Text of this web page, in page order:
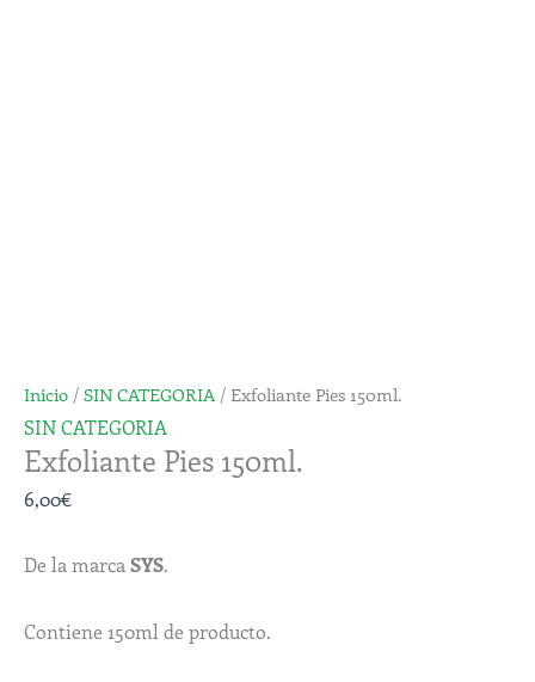
Inicio / SIN CATEGORIA/ Exfoliante Pies 150ml.
SIN CATEGORIA
Exfoliante Pies 150ml.
6,00€
De la marcaSYS.
Contiene 150ml de producto.